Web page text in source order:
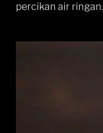
percikan air ringan.